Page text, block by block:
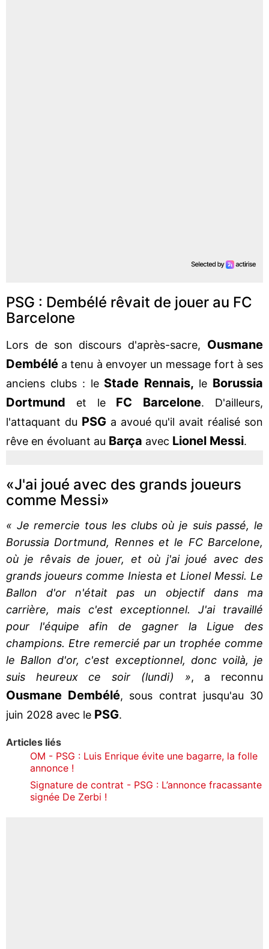
PSG : Dembélé rêvait de jouer au FC
Barcelone
Lors de son discours d'après-sacre, Ousmane
Dembélé a tenu à envoyer un message fort à ses
anciens clubs : le Stade Rennais, le Borussia
Dortmund et le FC Barcelone. D'ailleurs,
l'attaquant du PSGa avoué qu'il avait réalisé son
rêve en évoluant au Barça avec Lionel Messi.
«J'ai joué avec des grands joueurs
comme Messi»
« Je remercie tous les clubs où je suis passé, le
Borussia Dortmund, Rennes et le FC Barcelone,
où je rêvais de jouer, et où j'ai joué avec des
grands joueurs comme Iniesta et Lionel Messi. Le
Ballon d'or n'était pas un objectif dans ma
carrière, mais c'est exceptionnel. J'ai travaillé
pour l'équipe afin de gagner la Ligue des
champions. Etre remercié par un trophée comme
le Ballon d'or, c'est exceptionnel, donc voilà, je
suis heureux ce soir (lundi) », a reconnu
Ousmane Dembélé, sous contrat jusqu'au 30
juin 2028 avec le PSG.
Articles liés
OM - PSG : Luis Enrique évite une bagarre, la folle
annonce !
Signature de contrat - PSG : L’annonce fracassante
signée De Zerbi !